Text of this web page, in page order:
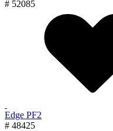
# 52085
Edge PF2
# 48425